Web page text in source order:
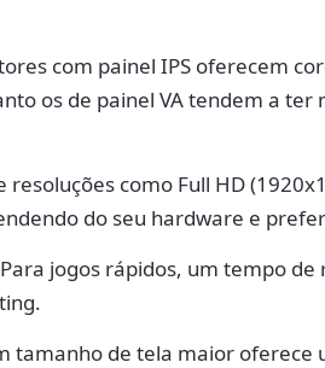
com painel IPS oferecem
os de painel VA tendem a
resoluções como Full HD
do seu hardware e
jogos rápidos, um tempo
tamanho de tela maior oferece